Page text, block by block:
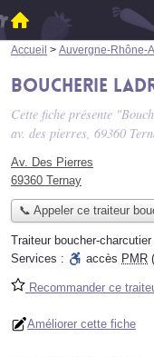
Accueil > Auvergne-Rhône-
Boucherie
Cette fiche présente
av. des pierres, 69360
Av. Des Pierres
69360 Ternay
📞 Appeler ce traiteur
Traiteur boucher-charcutier
Services :
accès PMR
Recommander ce
Améliorer cette fiche